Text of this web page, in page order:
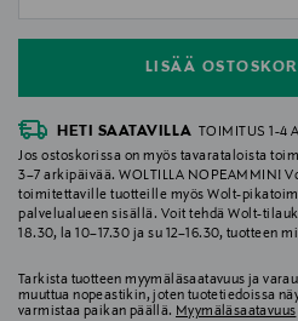
LISÄÄ
HETI SAATAVILLA
TOIMITUS 1-4
Jos ostoskorissa on myös tavarataloista
3–7 arkipäivää. WOLTILLA NOPEAMMIN!
toimitettaville tuotteille myös Wolt-
palvelualueen sisällä. Voit tehdä Wolt-
18.30, la 10–17.30 ja su 12–16.30, tuotteen
Tarkista tuotteen myymäläsaatavuus ja
muuttua nopeastikin, joten tuotetiedoissa
varmistaa paikan päällä. Myymäläsaatavuus